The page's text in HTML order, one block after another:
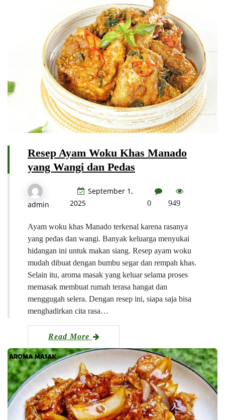
Resep Ayam Woku Khas Manado
yang Wangi dan Pedas
admin
September 1,
2025
0 949
Ayam woku khas Manado terkenal karena rasanya
yang pedas dan wangi. Banyak keluarga menyukai
hidangan ini untuk makan siang. Resep ayam woku
mudah dibuat dengan bumbu segar dan rempah khas.
Selain itu, aroma masak yang keluar selama proses
memasak membuat rumah terasa hangat dan
menggugah selera. Dengan resep ini, siapa saja bisa
menghadirkan cita rasa…
Read More